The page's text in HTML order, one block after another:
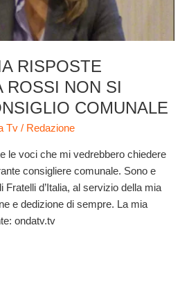
RISPOSTE
ROSSI NON SI
COMUNALE
Tv/ Redazione
le voci che mi vedrebbero chiedere
consigliere comunale. Sono e
Fratelli d’Italia, al servizio della mia
e dedizione di sempre. La mia
ondatv.tv